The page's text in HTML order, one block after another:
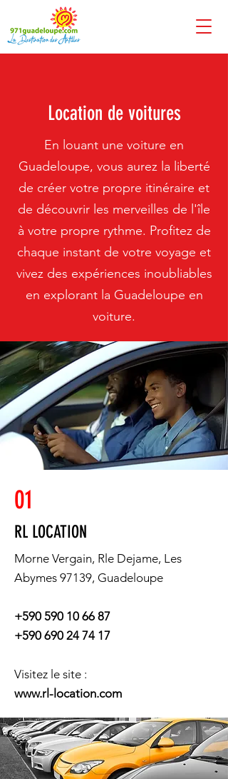
Location de voitures
En louant une voiture en
Guadeloupe, vous aurez la liberté
de créer votre propre itinéraire et
de découvrir les merveilles de l'île
à votre propre rythme. Profitez de
chaque instant de votre voyage et
vivez des expériences inoubliables
en explorant la Guadeloupe en
voiture.
01
RL LOCATION
Morne Vergain, Rle Dejame, Les
Abymes 97139, Guadeloupe
+590 590 10 66 87
+590 690 24 74 17
Visitez le site :
www.rl-location.com